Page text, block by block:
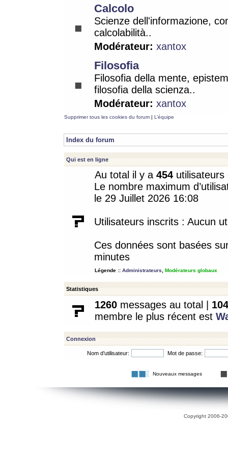
Calcolo
Scienze dell'informazione,
calcolabilità..
Modérateur: xantox
Filosofia
Filosofia della mente,
filosofia della scienza..
Modérateur: xantox
Supprimer tous les cookies du forum | L’équipe
Index du forum
Qui est en ligne
Au total il y a 454
Le nombre maximum
le 29 Juillet 2026 16:08
Utilisateurs inscrits : Aucun
Ces données sont basées
minutes
Légende :: Administrateurs Modérateurs globaux
Statistiques
1260 messages au total | 104
membre le plus récent est
Connexion
Nom d’utilisateur: Mot de passe:
Nouveaux messages
Copyright 2006-